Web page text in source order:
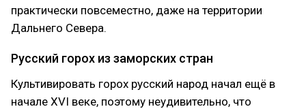
практически повсеместно, даже на территории
Дальнего Севера.
Русский горох из заморских стран
Культивировать горох русский народ начал ещё в
начале XVI веке, поэтому неудивительно, что